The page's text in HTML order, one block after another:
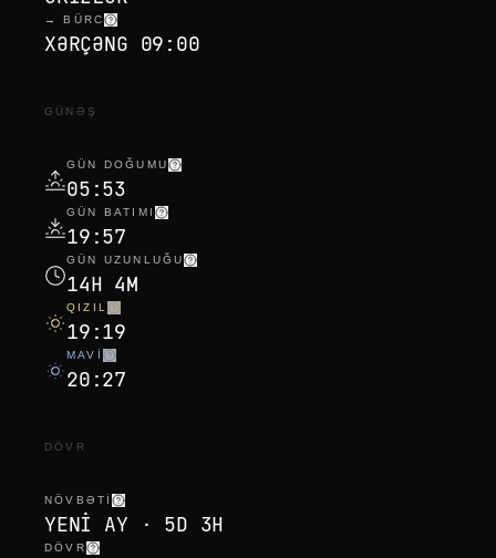
→ BÜRC
XƏRÇƏNG 09:00
GÜNƏŞ
GÜN DOĞUMU
05:53
GÜN BATIMI
19:57
GÜN UZUNLUĞU
14H 4M
QIZIL
19:19
MAVI
20:27
DÖVR
NÖVBƏTI
YENI AY · 5D 3H
DÖVR